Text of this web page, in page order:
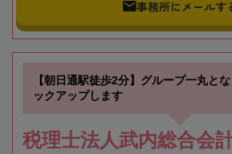
事務所にメールす
【朝日通駅徒歩2分】グループ一丸と
ックアップします
税理士法人武内総合会